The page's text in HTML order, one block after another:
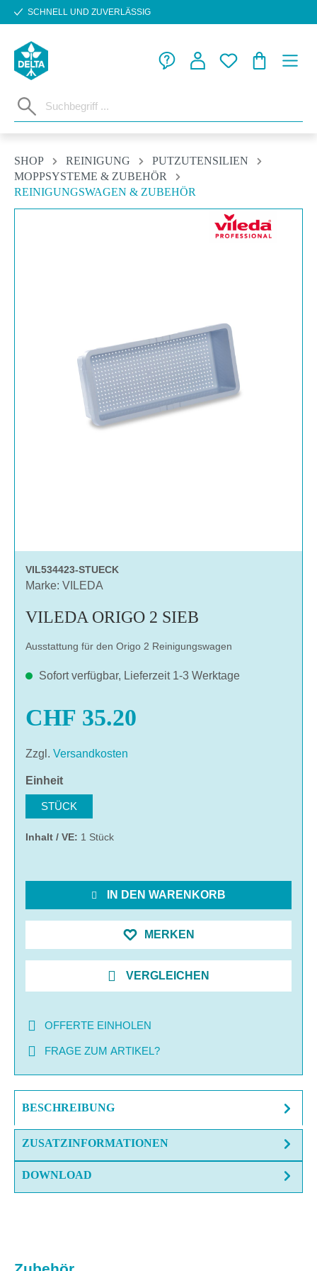
Zum Hauptinhalt springen
SCHNELL UND ZUVERLÄSSIG
SHOP REINIGUNG
PUTZUTENSILIEN
MOPPSYSTEME & ZUBEHÖR
REINIGUNGSWAGEN & ZUBEHÖR
VIL534423-STUECK
Marke: VILEDA
VILEDA ORIGO 2 SIEB
Ausstattung für den Origo 2 Reinigungswagen
Sofort verfügbar, Lieferzeit 1-3 Werktage
CHF 35.20
Zzgl. Versandkosten
Einheitauswählen
STÜCK
Inhalt / VE: 1 Stück
IN DEN WARENKORB
MERKEN
VERGLEICHEN
OFFERTE EINHOLEN
FRAGE ZUM ARTIKEL?
BESCHREIBUNG
ZUSATZINFORMATIONEN
DOWNLOAD
Produktgalerie überspringen